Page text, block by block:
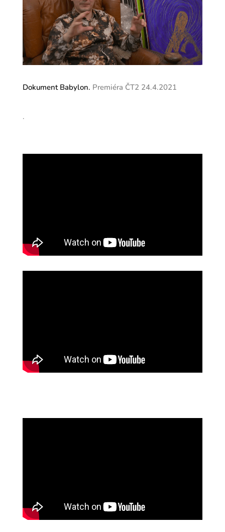
Dokument Babylon. Premiéra ČT2 24.4.2021
.